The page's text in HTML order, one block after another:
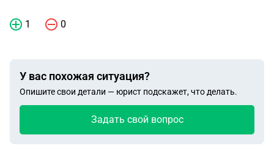
1 0
У вас похожая ситуация?
Опишите свои детали — юрист подскажет, что делать.
Задать свой вопрос